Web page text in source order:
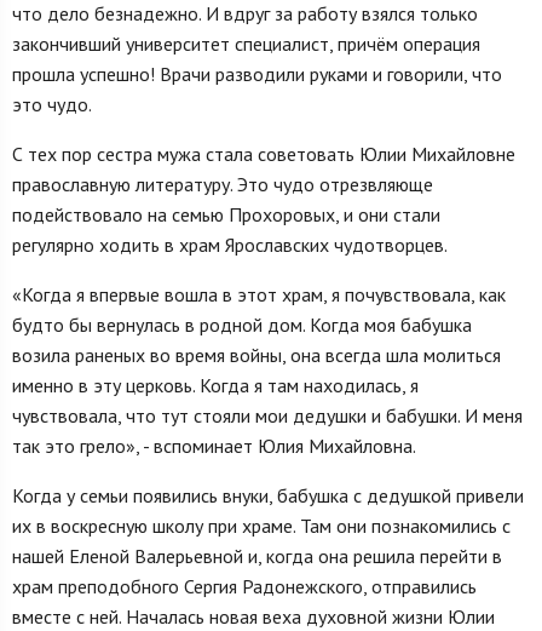
что дело безнадежно. И вдруг за работу взялся только
закончивший университет специалист, причём операция
прошла успешно! Врачи разводили руками и говорили, что
это чудо.
С тех пор сестра мужа стала советовать Юлии Михайловне
православную литературу. Это чудо отрезвляюще
подействовало на семью Прохоровых, и они стали
регулярно ходить в храм Ярославских чудотворцев.
«Когда я впервые вошла в этот храм, я почувствовала, как
будто бы вернулась в родной дом. Когда моя бабушка
возила раненых во время войны, она всегда шла молиться
именно в эту церковь. Когда я там находилась, я
чувствовала, что тут стояли мои дедушки и бабушки. И меня
так это грело», - вспоминает Юлия Михайловна.
Когда у семьи появились внуки, бабушка с дедушкой привели
их в воскресную школу при храме. Там они познакомились с
нашей Еленой Валерьевной и, когда она решила перейти в
храм преподобного Сергия Радонежского, отправились
вместе с ней. Началась новая веха духовной жизни Юлии